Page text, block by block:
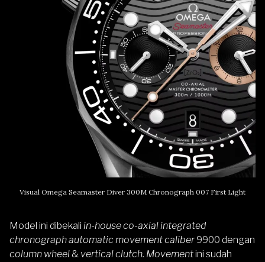
Visual Omega Seamaster Diver 300M Chronograph 007 First Light
Model ini dibekali in-house co-axial integrated
chronograph automatic movement caliber9900 dengan
column wheel & vertical clutch. Movementini sudah